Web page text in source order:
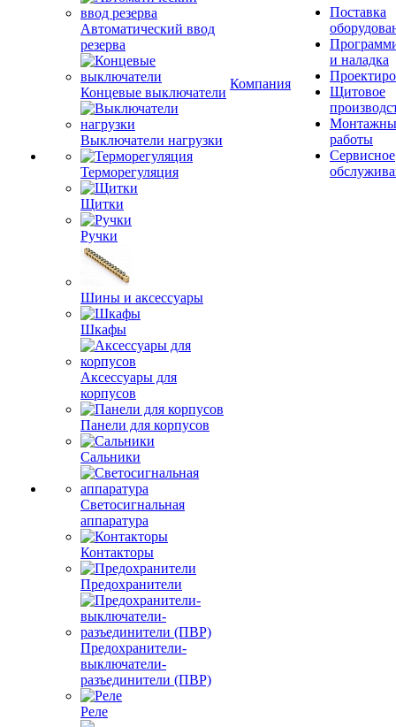
Автоматический ввод
резерва
Концевые выключатели
Выключатели нагрузки
Терморегуляция
Щитки
Ручки
Шины и аксессуары
Шкафы
Аксессуары для
корпусов
Панели для корпусов
Сальники
Светосигнальная
аппаратура
Контакторы
Предохранители
Предохранители-
выключатели-
разъединители (ПВР)
Реле
Компания
Поставка
и наладка
Щитовое
работы
Сервисное